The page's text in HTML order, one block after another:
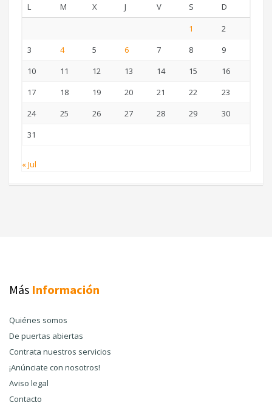
L M X J V S
D
1
2
3
4 5 6 7 8
9
10
11 12 13 14 15
16
17
18 19 20 21 22
23
24
25 26 27 28 29
30
31
« Jul
Más Información
Quiénes somos
De puertas abiertas
Contrata nuestros servicios
¡Anúnciate con nosotros!
Aviso legal
Contacto